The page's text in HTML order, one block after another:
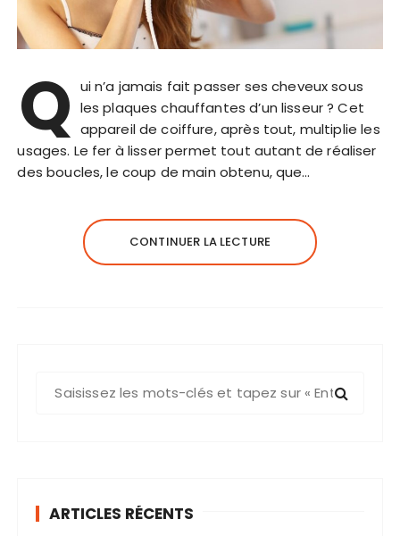
Q ui n’a jamais fait passer ses cheveux sous
les plaques chauffantes d’un lisseur ? Cet
appareil de coiffure, après tout, multiplie les
usages. Le fer à lisser permet tout autant de réaliser
des boucles, le coup de main obtenu, que…
CONTINUER LA LECTURE
ARTICLES RÉCENTS